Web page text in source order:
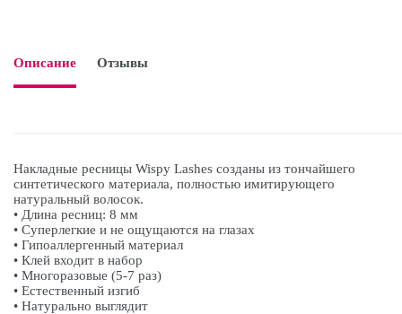
Описание Отзывы
Накладные ресницы Wispy Lashes созданы из тончайшего
синтетического материала, полностью имитирующего
натуральный волосок.
• Длина ресниц: 8 мм
• Суперлегкие и не ощущаются на глазах
• Гипоаллергенный материал
• Клей входит в набор
• Многоразовые (5-7 раз)
• Естественный изгиб
• Натурально выглядит